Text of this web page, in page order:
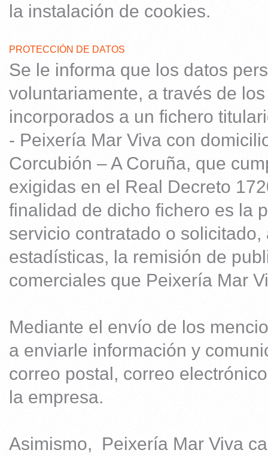
la instalación de cookies.
PROTECCIÓN DE DATOS
Se le informa que los datos
voluntariamente, a través de
incorporados a un fichero
- Peixería Mar Viva con
Corcubión – A Coruña, que
exigidas en el Real Decreto
finalidad de dicho fichero es la
servicio contratado o
estadísticas, la remisión de
comerciales que Peixería Mar
Mediante el envío de los
a enviarle información y
correo postal, correo
la empresa.
Asimismo, Peixería Mar Viva